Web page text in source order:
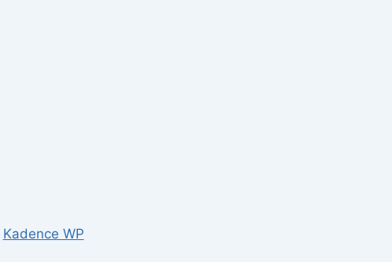
Kadence WP